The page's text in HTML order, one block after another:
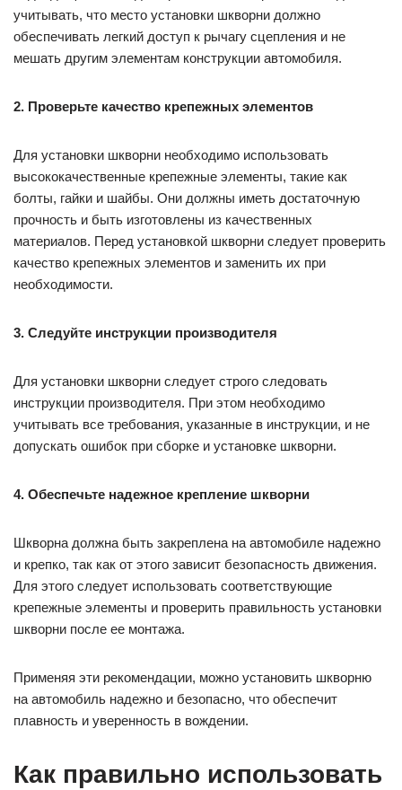
учитывать, что место установки шкворни должно
обеспечивать легкий доступ к рычагу сцепления и не
мешать другим элементам конструкции автомобиля.
2. Проверьте качество крепежных элементов
Для установки шкворни необходимо использовать
высококачественные крепежные элементы, такие как
болты, гайки и шайбы. Они должны иметь достаточную
прочность и быть изготовлены из качественных
материалов. Перед установкой шкворни следует проверить
качество крепежных элементов и заменить их при
необходимости.
3. Следуйте инструкции производителя
Для установки шкворни следует строго следовать
инструкции производителя. При этом необходимо
учитывать все требования, указанные в инструкции, и не
допускать ошибок при сборке и установке шкворни.
4. Обеспечьте надежное крепление шкворни
Шкворна должна быть закреплена на автомобиле надежно
и крепко, так как от этого зависит безопасность движения.
Для этого следует использовать соответствующие
крепежные элементы и проверить правильность установки
шкворни после ее монтажа.
Применяя эти рекомендации, можно установить шкворню
на автомобиль надежно и безопасно, что обеспечит
плавность и уверенность в вождении.
Как правильно использовать